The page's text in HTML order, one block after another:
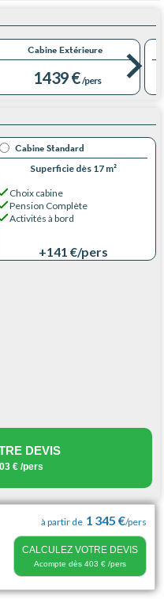
Cabine Extérieure
1 439 € /pers
Cabine Standard
Superficie dès 17 m²
Choix cabine
Pension Complète
Activités à bord
+141 €/pers
DEVIS
€ /pers
à partir de 1 345 €/pers
CALCULEZ VOTRE DEVIS
Acompte dès 403 €/pers